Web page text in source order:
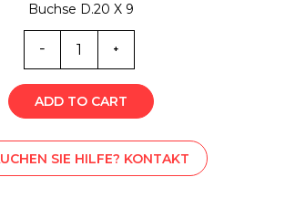
Buchse D.20 X 9
MT0-
5831Z
Menge
ADD TO CART
SIE HILFE? KONTAKT